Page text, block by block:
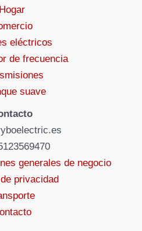
Hogar
eléctricos
de frecuencia
suave
generales de negocio
privacidad